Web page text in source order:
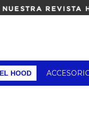
REVISTA
HOOD